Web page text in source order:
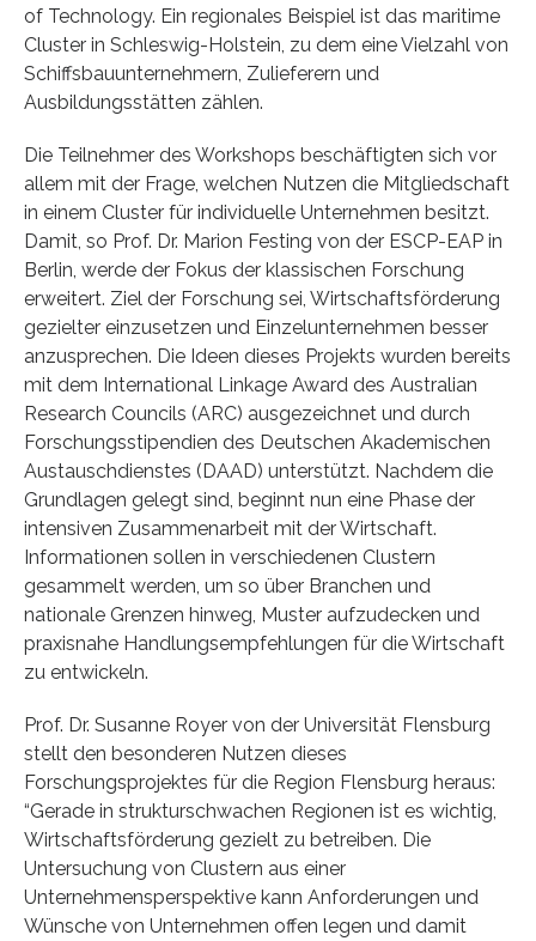
of Technology. Ein regionales Beispiel ist das maritime
Cluster in Schleswig-Holstein, zu dem eine Vielzahl von
Schiffsbauunternehmern, Zulieferern und
Ausbildungsstätten zählen.
Die Teilnehmer des Workshops beschäftigten sich vor
allem mit der Frage, welchen Nutzen die Mitgliedschaft
in einem Cluster für individuelle Unternehmen besitzt.
Damit, so Prof. Dr. Marion Festing von der ESCP-EAP in
Berlin, werde der Fokus der klassischen Forschung
erweitert. Ziel der Forschung sei, Wirtschaftsförderung
gezielter einzusetzen und Einzelunternehmen besser
anzusprechen. Die Ideen dieses Projekts wurden bereits
mit dem International Linkage Award des Australian
Research Councils (ARC) ausgezeichnet und durch
Forschungsstipendien des Deutschen Akademischen
Austauschdienstes (DAAD) unterstützt. Nachdem die
Grundlagen gelegt sind, beginnt nun eine Phase der
intensiven Zusammenarbeit mit der Wirtschaft.
Informationen sollen in verschiedenen Clustern
gesammelt werden, um so über Branchen und
nationale Grenzen hinweg, Muster aufzudecken und
praxisnahe Handlungsempfehlungen für die Wirtschaft
zu entwickeln.
Prof. Dr. Susanne Royer von der Universität Flensburg
stellt den besonderen Nutzen dieses
Forschungsprojektes für die Region Flensburg heraus:
“Gerade in strukturschwachen Regionen ist es wichtig,
Wirtschaftsförderung gezielt zu betreiben. Die
Untersuchung von Clustern aus einer
Unternehmensperspektive kann Anforderungen und
Wünsche von Unternehmen offen legen und damit